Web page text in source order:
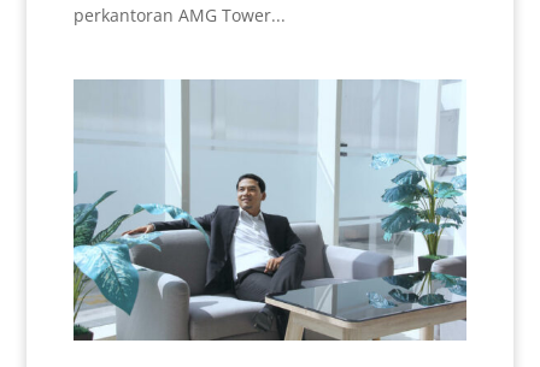
perkantoran AMG Tower...